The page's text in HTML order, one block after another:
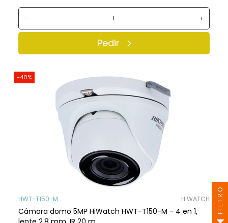
- +
Pedir
-40%
HWT-T150-M HIWATCH
Cámara domo 5MP HiWatch HWT-T150-M - 4 en 1,
FILTRO